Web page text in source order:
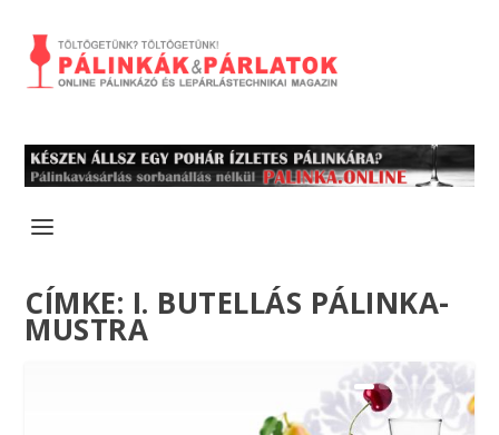
CÍMKE: I. BUTELLÁS PÁLINKA-
MUSTRA